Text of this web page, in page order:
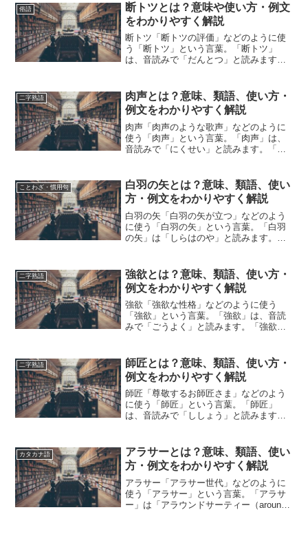
俗語
断トツとは？意味や使い方・例文
をわかりやすく解説
断トツ「断トツの評価」などのように使
う「断トツ」という言葉。「断トツ」
は、音読みで「だんとつ」と読みます。
意味や使い方について、小説などの用例
を紹介して、わかりやすく解...
二字熟語
肉声とは？意味、類語、使い方・
例文をわかりやすく解説
肉声「肉声のような歌声」などのように
使う「肉声」という言葉。「肉声」は、
音読みで「にくせい」と読みます。「肉
い方や類語について、小説などの用例を
紹介しながら、わかりやす...
ことわざ・慣用句
白羽の矢とは？意味、類語、使い
方・例文をわかりやすく解説
白羽の矢「白羽の矢が立つ」などのよう
に使う「白羽の矢」という言葉。「白羽
の矢」は「しらはのや」と読みます。
矢」の意味や使い方や類語について、小
説などの用例を紹介しながら、...
二字熟語
強欲とは？意味、類語、使い方・
例文をわかりやすく解説
強欲「強欲な性格」などのように使う
「強欲」という言葉。「強欲」は、音読
みで「ごうよく」と読みます。「強欲」
方や類語について、小説などの用例を紹
介しながら、わかりやすく解説...
二字熟語
師匠とは？意味、類語、使い方・
例文をわかりやすく解説
師匠「尊敬するお師匠さま」などのよう
に使う「師匠」という言葉。「師匠」
は、音読みで「ししょう」と読みます。
や使い方や類語について、小説などの用
例を紹介しながら、わかりや...
カタカナ語
アラサーとは？意味、類語、使い
方・例文をわかりやすく解説
アラサー「アラサー世代」などのように
使う「アラサー」という言葉。「アラサ
ー」は「アラウンドサーティー（around